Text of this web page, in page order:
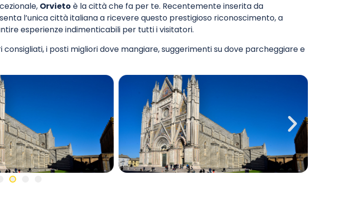
Orvieto è la città che fa per te. Recentemente inserita da
l’unica città italiana a ricevere questo prestigioso riconoscimento, a
esperienze indimenticabili per tutti i visitatori.
i posti migliori dove mangiare, suggerimenti su dove parcheggiare e